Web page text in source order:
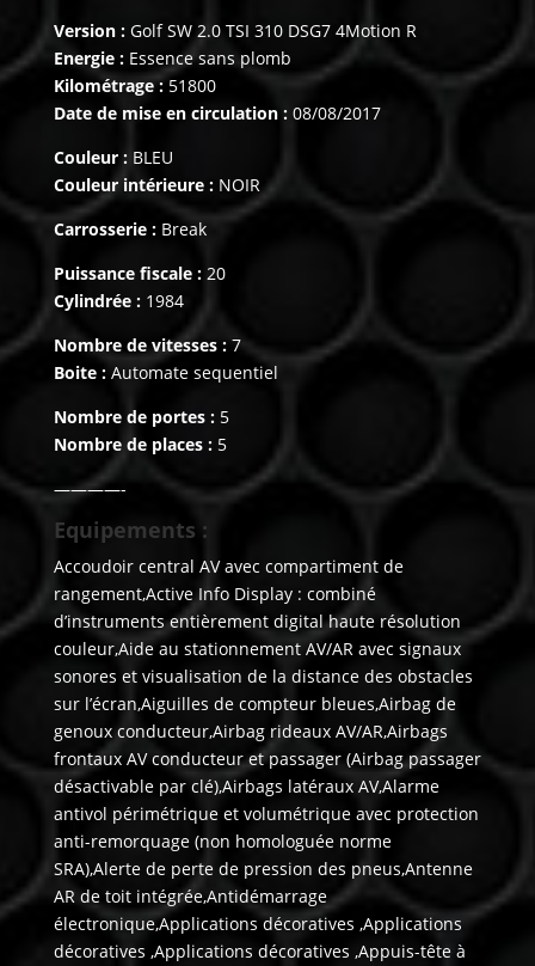
Version :Golf SW 2.0 TSI 310 DSG7 4Motion R
Energie :Essence sans plomb
Kilométrage :51800
Date de mise en circulation :08/08/2017
Couleur :BLEU
Couleur intérieure : NOIR
Carrosserie :Break
Puissance fiscale :20
Cylindrée :1984
Nombre de vitesses :7
Boite :Automate sequentiel
Nombre de portes : 5
Nombre de places :5
————-
Equipements :
Accoudoir central AV avec compartiment de
rangement,Active Info Display : combiné
d’instruments entièrement digital haute résolution
couleur,Aide au stationnement AV/AR avec signaux
sonores et visualisation de la distance des obstacles
sur l’écran,Aiguilles de compteur bleues,Airbag de
genoux conducteur,Airbag rideaux AV/AR,Airbags
frontaux AV conducteur et passager (Airbag passager
désactivable par clé),Airbags latéraux AV,Alarme
antivol périmétrique et volumétrique avec protection
anti-remorquage (non homologuée norme
SRA),Alerte de perte de pression des pneus,Antenne
AR de toit intégrée,Antidémarrage
électronique,Applications décoratives ,Applications
décoratives ,Applications décoratives ,Appuis-tête à